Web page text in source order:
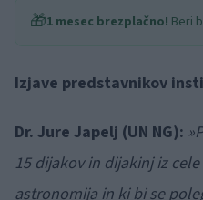
🎁1 mesec brezplačno! Beri
Izjave predstavnikov
Dr. Jure Japelj (UN NG):
15 dijakov in dijakinj iz
astronomija in ki bi se